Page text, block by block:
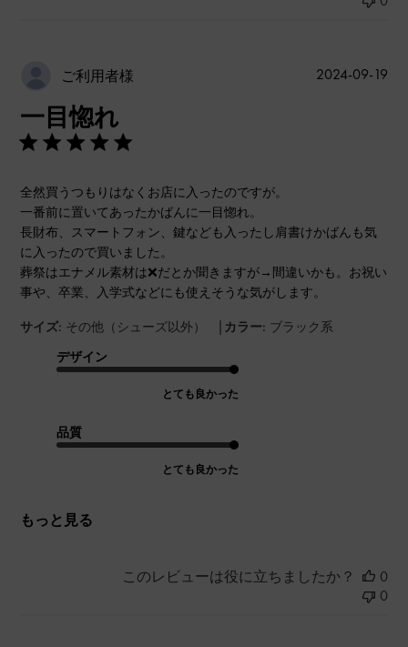
ご利用者様
一目惚れ
全然買うつもりはなくお店に入ったのですが。
一番前に置いてあったかばんに一目惚れ。
長財布、スマートフォン、鍵なども入ったし肩書けかばんも気
に入ったので買いました。
葬祭はエナメル素材は❌だとか聞きますが→間違いかも。お祝い
事や、卒業、入学式などにも使えそうな気がします。
サイズ: その他（シューズ以外） | カラー: ブラック系
デザイン
とても良かった
品質
とても良かった
もっと見る
公
2024-09-19
このレビューは役に立ちましたか？
0
0